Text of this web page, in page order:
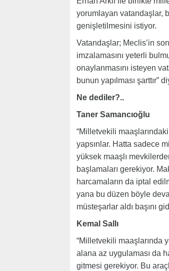
yorumlayan vatandaşlar,
genişletilmesini istiyor.
Vatandaşlar; Meclis’in
imzalamasını yeterli
onaylanmasını isteyen
bunun yapılması şarttır”
Ne dediler?..
Taner Samancıoğlu
“Milletvekili
yapsınlar. Hatta sadece
yüksek maaşlı
başlamaları gerekiyor.
harcamaların da iptal
yana bu düzen böyle
müsteşarlar aldı başını
Kemal Sallı
“Milletvekili maaşlarında
alana az uygulaması da
gitmesi gerekiyor. Bu